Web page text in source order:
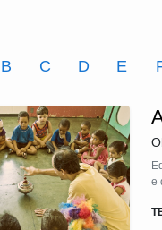
B C D E
e